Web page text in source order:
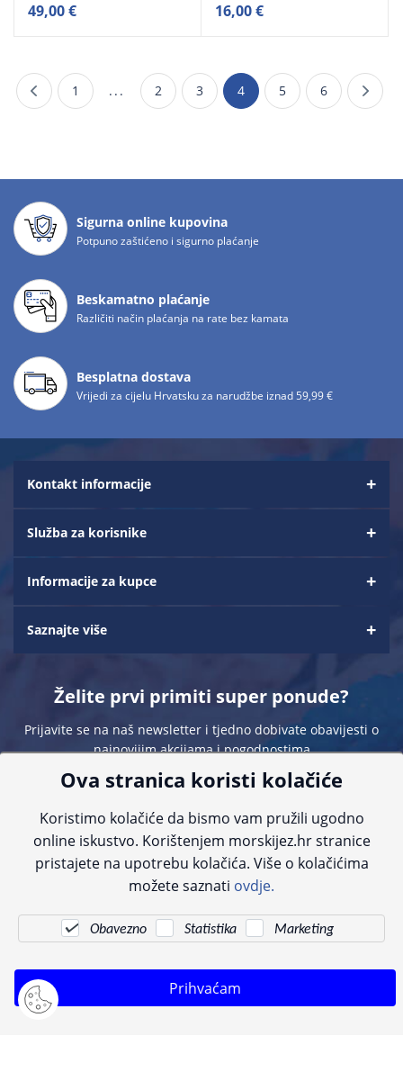
49,00 € 16,00 €
1 ... 2 3 4 5 6
Sigurna online kupovina
Potpuno zaštićeno i sigurno plaćanje
Beskamatno plaćanje
Različiti način plaćanja na rate bez kamata
Besplatna dostava
Vrijedi za cijelu Hrvatsku za narudžbe iznad 59,99 €
Kontakt informacije
Služba za korisnike
Informacije za kupce
Saznajte više
Želite prvi primiti super ponude?
Prijavite se na naš newsletter i tjedno dobivate obavijesti o
najnovijim akcijama i pogodnostima
Sve navedene cijene sadrže PDV. Pokušavamo osigurati što preciznije
informacije, ali zbog tehnoloških ograničenja ne možemo garantirati potpunu
kontaktirajte nas putem telefona:+385 23 231 761ili e-maila:info@morskijez.hr
Ova stranica koristi kolačiće
Koristimo kolačiće da bismo vam pružili ugodno
online iskustvo. Korištenjem morskijez.hr stranice
pristajete na upotrebu kolačića. Više o kolačićima
možete saznati ovdje.
Obavezno Statistika Marketing
Prihvaćam